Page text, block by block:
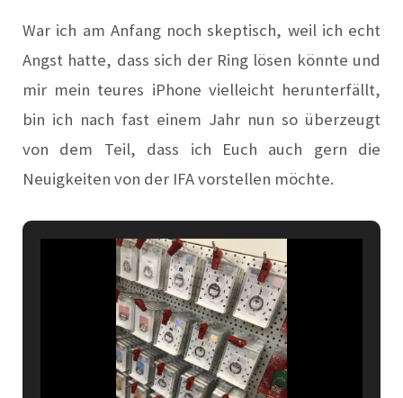
War ich am Anfang noch skeptisch, weil ich echt
Angst hatte, dass sich der Ring lösen könnte und
mir mein teures iPhone vielleicht herunterfällt,
bin ich nach fast einem Jahr nun so überzeugt
von dem Teil, dass ich Euch auch gern die
Neuigkeiten von der IFA vorstellen möchte.